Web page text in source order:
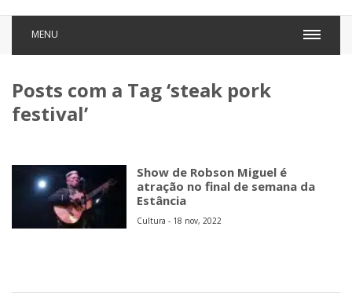
MENU
Posts com a Tag ‘steak pork
festival’
Show de Robson Miguel é
atração no final de semana da
Estância
Cultura - 18 nov, 2022